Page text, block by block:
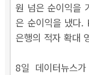
원 넘은 순이익을
은 순이익을 냈다.
은행의 적자 확대
8일 데이터뉴스